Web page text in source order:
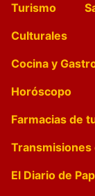
Turismo
Culturales
Cocina y
Horóscopo
Farmacias de
Transmisiones
El Diario de